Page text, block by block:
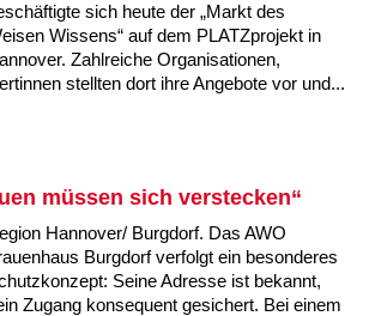
sich heute der „Markt des
Wissens“ auf dem PLATZprojekt in
Zahlreiche Organisationen,
stellten dort ihre Angebote vor und...
müssen sich verstecken“
Hannover/ Burgdorf. Das AWO
Burgdorf verfolgt ein besonderes
Seine Adresse ist bekannt,
Zugang konsequent gesichert. Bei einem